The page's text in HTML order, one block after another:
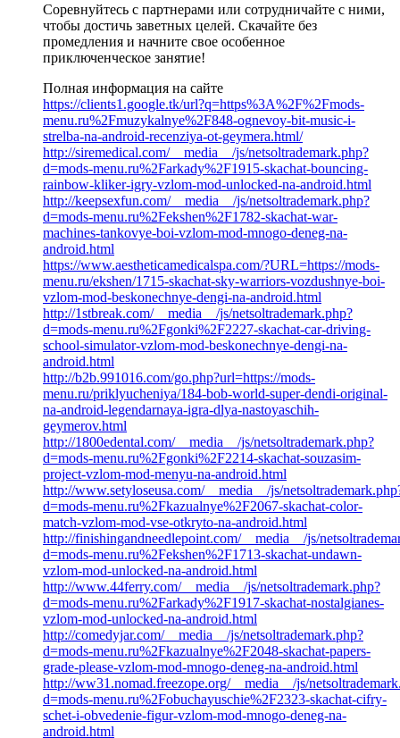
Соревнуйтесь с партнерами или сотрудничайте с ними,
чтобы достичь заветных целей. Скачайте без
промедления и начните свое особенное
приключенческое занятие!
Полная информация на сайте
https://clients1.google.tk/url?q=https%3A%2F%2Fmods-
menu.ru%2Fmuzykalnye%2F848-ognevoy-bit-music-i-
strelba-na-android-recenziya-ot-geymera.html/
http://siremedical.com/__media__/js/netsoltrademark.php?
d=mods-menu.ru%2Farkady%2F1915-skachat-bouncing-
rainbow-kliker-igry-vzlom-mod-unlocked-na-android.html
http://keepsexfun.com/__media__/js/netsoltrademark.php?
d=mods-menu.ru%2Fekshen%2F1782-skachat-war-
machines-tankovye-boi-vzlom-mod-mnogo-deneg-na-
android.html
https://www.aestheticamedicalspa.com/?URL=https://mods-
menu.ru/ekshen/1715-skachat-sky-warriors-vozdushnye-boi-
vzlom-mod-beskonechnye-dengi-na-android.html
http://1stbreak.com/__media__/js/netsoltrademark.php?
d=mods-menu.ru%2Fgonki%2F2227-skachat-car-driving-
school-simulator-vzlom-mod-beskonechnye-dengi-na-
android.html
http://b2b.991016.com/go.php?url=https://mods-
menu.ru/priklyucheniya/184-bob-world-super-dendi-original-
na-android-legendarnaya-igra-dlya-nastoyaschih-
geymerov.html
http://1800edental.com/__media__/js/netsoltrademark.php?
d=mods-menu.ru%2Fgonki%2F2214-skachat-souzasim-
project-vzlom-mod-menyu-na-android.html
http://www.setyloseusa.com/__media__/js/
d=mods-menu.ru%2Fkazualnye%2F2067-skachat-color-
match-vzlom-mod-vse-otkryto-na-android.html
http://finishingandneedlepoint.com/__media__/js/
d=mods-menu.ru%2Fekshen%2F1713-skachat-undawn-
vzlom-mod-unlocked-na-android.html
http://www.44ferry.com/__media__/js/netsoltrademark.php?
d=mods-menu.ru%2Farkady%2F1917-skachat-nostalgianes-
vzlom-mod-unlocked-na-android.html
http://comedyjar.com/__media__/js/netsoltrademark.php?
d=mods-menu.ru%2Fkazualnye%2F2048-skachat-papers-
grade-please-vzlom-mod-mnogo-deneg-na-android.html
http://ww31.nomad.freezope.org/__media__/js/
d=mods-menu.ru%2Fobuchayuschie%2F2323-skachat-cifry-
schet-i-obvedenie-figur-vzlom-mod-mnogo-deneg-na-
android.html